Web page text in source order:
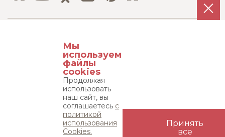
8 800 500 12 63
8 495 215 08 08
115533, г. Москва, пр-т Андропова д. 22,
бизнес-центр "Нагатинский", 15 этаж
Мы
используем
файлы
cookies
Продолжая
использовать
наш сайт, вы
соглашаетесь с
политикой
использования
Cookies.
Принять
все